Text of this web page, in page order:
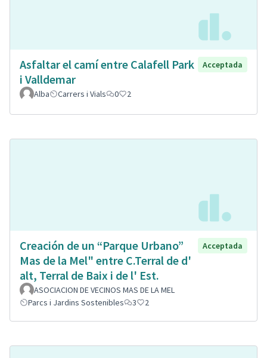
Asfaltar el camí entre Calafell Park
i Valldemar
Acceptada
Alba Carrers i Vials 0 2
Creación de un “Parque Urbano”
Mas de la Mel" entre C.Terral de d'
alt, Terral de Baix i de l' Est.
Acceptada
ASOCIACION DE VECINOS MAS DE LA MEL
Parcs i Jardins Sostenibles
3 2